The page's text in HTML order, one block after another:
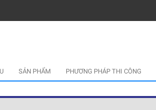
SẢN PHẨM PHƯƠNG PHÁP THI CÔNG